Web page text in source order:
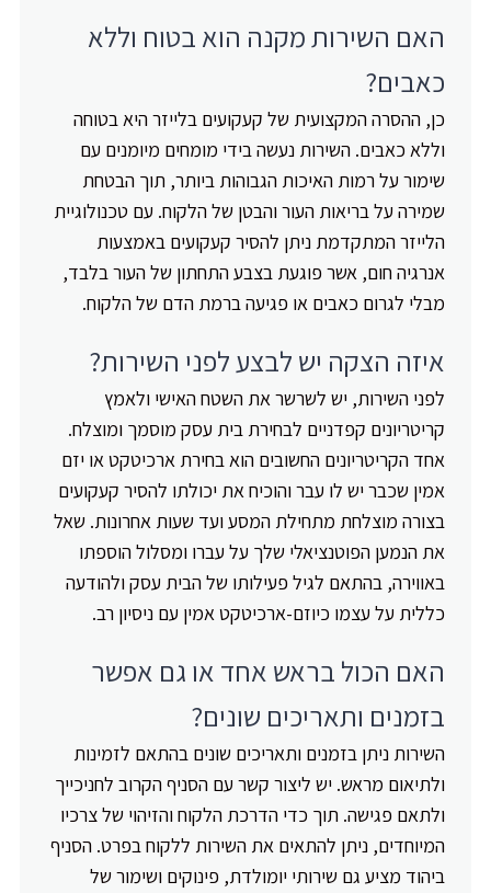
האם השירות מקנה הוא בטוח וללא
כאבים?
כן, ההסרה המקצועית של קעקועים בלייזר היא בטוחה
וללא כאבים. השירות נעשה בידי מומחים מיומנים עם
שימור על רמות האיכות הגבוהות ביותר, תוך הבטחת
שמירה על בריאות העור והבטן של הלקוח. עם טכנולוגיית
הלייזר המתקדמת ניתן להסיר קעקועים באמצעות
אנרגיה חום, אשר פוגעת בצבע התחתון של העור בלבד,
מבלי לגרום כאבים או פגיעה ברמת הדם של הלקוח.
איזה הצקה יש לבצע לפני השירות?
לפני השירות, יש לשרשר את השטח האישי ולאמץ
קריטריונים קפדניים לבחירת בית עסק מוסמך ומוצלח.
אחד הקריטריונים החשובים הוא בחירת ארכיטקט או יזם
אמין שכבר יש לו עבר והוכיח את יכולתו להסיר קעקועים
בצורה מוצלחת מתחילת המסע ועד שעות אחרונות. שאל
את הנמען הפוטנציאלי שלך על עברו ומסלול הוספתו
באווירה, בהתאם לגיל פעילותו של הבית עסק ולהודעה
כללית על עצמו כיוזם-ארכיטקט אמין עם ניסיון רב.
האם הכול בראש אחד או גם אפשר
בזמנים ותאריכים שונים?
השירות ניתן בזמנים ותאריכים שונים בהתאם לזמינות
ולתיאום מראש. יש ליצור קשר עם הסניף הקרוב לחניכייך
ולתאם פגישה. תוך כדי הדרכת הלקוח והזיהוי של צרכיו
המיוחדים, ניתן להתאים את השירות ללקוח בפרט. הסניף
ביהוד מציע גם שירותי יומולדת, פינוקים ושימור של